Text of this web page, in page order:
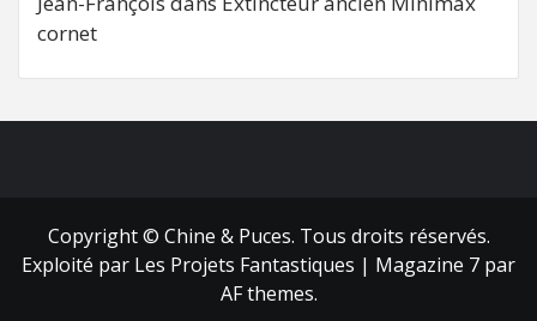
cornet
Copyright © Chine & Puces. Tous droits réservés.
Exploité par Les Projets Fantastiques | Magazine 7 par
AF themes.